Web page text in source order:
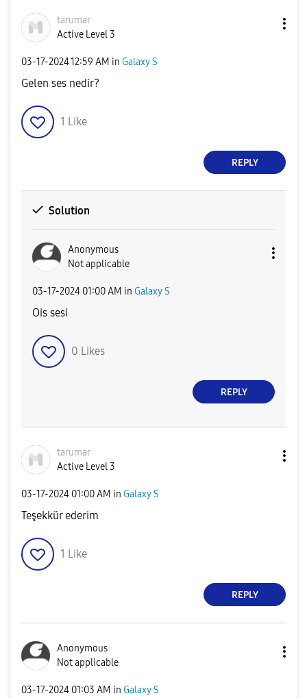
tarumar
Active Level 3
‎03-17-202412:59 AM in Galaxy S
Gelen ses nedir?
1 Like
REPLY
Solution
Anonymous
Not applicable
‎03-17-2024 01:00 AM in Galaxy S
Ois sesi
0 Likes
REPLY
tarumar
Active Level 3
‎03-17-2024 01:00 AM in Galaxy S
Teşekkür ederim
1 Like
REPLY
Anonymous
Not applicable
‎03-17-2024 01:03 AM in Galaxy S